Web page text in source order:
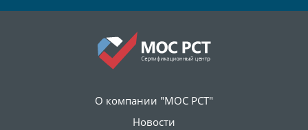
О компании "МОС РСТ"
Новости